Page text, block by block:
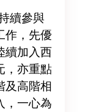
續參與
作，先優
續加入西
，亦重點
及高階相
，一心為